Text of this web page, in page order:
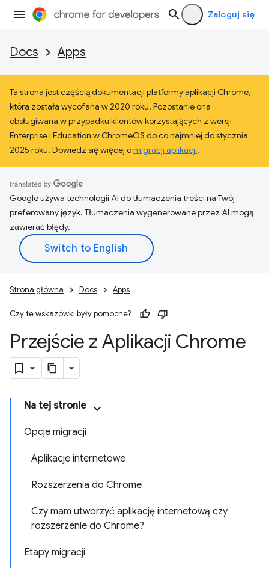
Zaloguj się
Docs Apps
Ta strona jest częścią dokumentacji platformy aplikacji Chrome,
która została wycofana w 2020 roku. Pozostanie ona
obsługiwana w przypadku klientów korzystających z wersji
Enterprise i Education w ChromeOS do co najmniej do stycznia
2025 roku. Dowiedz się więcej omigracji aplikacji.
Google używa technologii AI do tłumaczenia treści na Twój
preferowany język. Tłumaczenia wygenerowane przez AI mogą
zawierać błędy.
Strona główna Docs Apps
Czy te wskazówki były pomocne?
Przejście z Aplikacji Chrome
Na tej stronie
Opcje migracji
Aplikacje internetowe
Rozszerzenia do Chrome
Czy mam utworzyć aplikację internetową czy
rozszerzenie do Chrome?
Etapy migracji